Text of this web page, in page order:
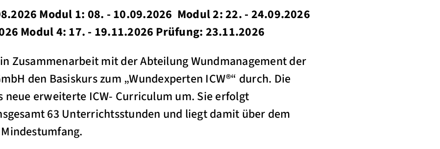
Modul 1: 08. - 10.09.2026 Modul 2: 22. - 24.09.2026
Modul 4: 17. - 19.11.2026 Prüfung: 23.11.2026
Zusammenarbeit mit der Abteilung Wundmanagement der
den Basiskurs zum „Wundexperten ICW®“ durch. Die
neue erweiterte ICW- Curriculum um. Sie erfolgt
63 Unterrichtsstunden und liegt damit über dem